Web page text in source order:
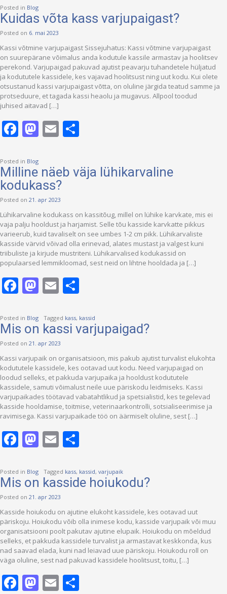
Posted in Blog
Kuidas võta kass varjupaigast?
Posted on 6. mai 2023
Kassi võtmine varjupaigast Sissejuhatus: Kassi võtmine varjupaigast
on suurepärane võimalus anda kodutule kassile armastav ja hoolitsev
perekond. Varjupaigad pakuvad ajutist peavarju tuhandetele hüljatud
ja kodututele kassidele, kes vajavad hoolitsust ning uut kodu. Kui olete
otsustanud kassi varjupaigast võtta, on oluline järgida teatud samme ja
protseduure, et tagada kassi heaolu ja mugavus. Allpool toodud
juhised aitavad […]
Facebook
Mastodon
Email
Posted in Blog
Milline näeb väja lühikarvaline
kodukass?
Posted on 21. apr 2023
Lühikarvaline kodukass on kassitõug, millel on lühike karvkate, mis ei
vaja palju hooldust ja harjamist. Selle tõu kasside karvkatte pikkus
varieerub, kuid tavaliselt on see umbes 1-2 cm pikk. Lühikarvaliste
kasside värvid võivad olla erinevad, alates mustast ja valgest kuni
triibuliste ja kirjude mustriteni. Lühikarvalised kodukassid on
populaarsed lemmikloomad, sest neid on lihtne hooldada ja […]
Facebook
Mastodon
Email
Posted in Blog Tagged kass, kassid
Mis on kassi varjupaigad?
Posted on 21. apr 2023
Kassi varjupaik on organisatsioon, mis pakub ajutist turvalist elukohta
kodututele kassidele, kes ootavad uut kodu. Need varjupaigad on
loodud selleks, et pakkuda varjupaika ja hooldust kodututele
kassidele, samuti võimalust neile uue päriskodu leidmiseks. Kassi
varjupaikades töötavad vabatahtlikud ja spetsialistid, kes tegelevad
kasside hooldamise, toitmise, veterinaarkontrolli, sotsialiseerimise ja
ravimisega. Kassi varjupaikade töö on äärmiselt oluline, sest […]
Facebook
Mastodon
Email
Posted in Blog Tagged kass, kassid, varjupaik
Mis on kasside hoiukodu?
Posted on 21. apr 2023
Kasside hoiukodu on ajutine elukoht kassidele, kes ootavad uut
päriskoju. Hoiukodu võib olla inimese kodu, kasside varjupaik või muu
organisatsiooni poolt pakutav ajutine elupaik. Hoiukodu on mõeldud
selleks, et pakkuda kassidele turvalist ja armastavat keskkonda, kus
nad saavad elada, kuni nad leiavad uue päriskoju. Hoiukodu roll on
väga oluline, sest nad pakuvad kassidele hoolitsust, toitu, […]
Facebook
Mastodon
Email